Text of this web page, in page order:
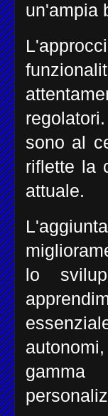
un'ampia
sono al
riflette la
attuale.
lo